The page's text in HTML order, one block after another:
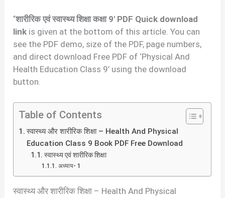
‘शारीरिक एवं स्वास्थ्य शिक्षा कक्षा 9′ PDF Quick download
link is given at the bottom of this article. You can
see the PDF demo, size of the PDF, page numbers,
and direct download Free PDF of ‘Physical And
Health Education Class 9’ using the download
button.
Table of Contents
स्वास्थ्य और शारीरिक शिक्षा – Health And Physical
Education Class 9 Book PDF Free Download
स्वास्थ्य एवं शारीरिक शिक्षा
अध्याय- 1
स्वास्थ्य और शारीरिक शिक्षा – Health And Physical